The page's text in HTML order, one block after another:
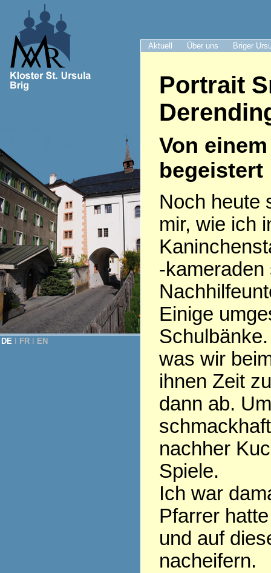
Aktuell Über uns Briger
DE FR EN
Portrait
Von
begeistert
Noch heute
mir, wie ich
-
Einige
was wir
ihnen Zeit
dann ab.
nachher
Spiele.
Ich war
Pfarrer
und auf
nacheifern.